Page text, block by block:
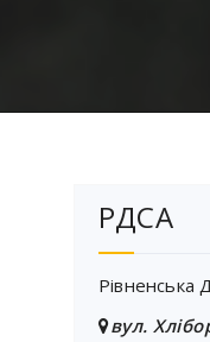
РДСА
Рівненська
вул.